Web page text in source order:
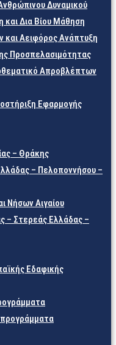
Δυναμικού
και Δια Βίου Μάθηση
και Αειφόρος Ανάπτυξη
Προσπελασιμότητας
Απροβλέπτων
Εφαρμογής
– Θράκης
– Πελοποννήσου –
Νήσων Αιγαίου
– Στερεάς Ελλάδας –
Εδαφικής